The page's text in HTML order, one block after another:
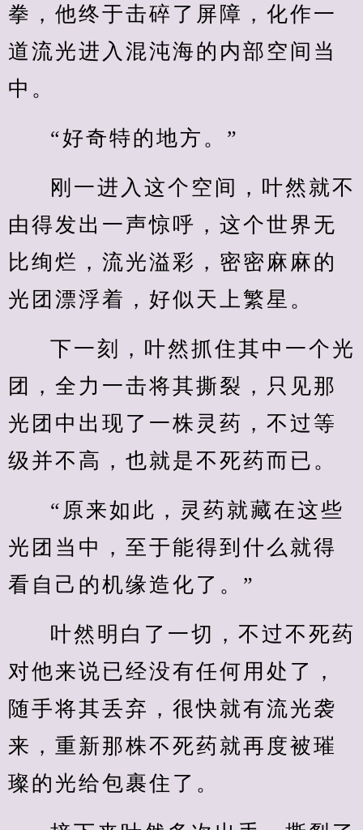
拳，他终于击碎了屏障，化作一
道流光进入混沌海的内部空间当
中。
“好奇特的地方。”
刚一进入这个空间，叶然就不
由得发出一声惊呼，这个世界无
比绚烂，流光溢彩，密密麻麻的
光团漂浮着，好似天上繁星。
下一刻，叶然抓住其中一个光
团，全力一击将其撕裂，只见那
光团中出现了一株灵药，不过等
级并不高，也就是不死药而已。
“原来如此，灵药就藏在这些
光团当中，至于能得到什么就得
看自己的机缘造化了。”
叶然明白了一切，不过不死药
对他来说已经没有任何用处了，
随手将其丢弃，很快就有流光袭
来，重新那株不死药就再度被璀
璨的光给包裹住了。